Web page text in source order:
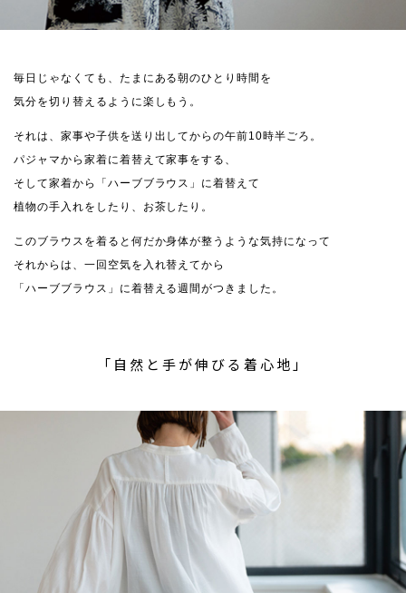
毎日じゃなくても、たまにある朝のひとり時間を
気分を切り替えるように楽しもう。
それは、家事や子供を送り出してからの午前10時半ごろ。
パジャマから家着に着替えて家事をする、
そして家着から「ハーブブラウス」に着替えて
植物の手入れをしたり、お茶したり。
このブラウスを着ると何だか身体が整うような気持になって
それからは、一回空気を入れ替えてから
「ハーブブラウス」に着替える週間がつきました。
「自然と手が伸びる着心地」